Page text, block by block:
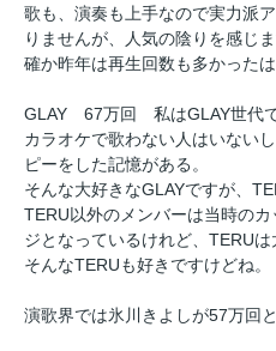
歌も、演奏も上手なので実力派
りませんが、人気の陰りを感じま
確か昨年は再生回数も多かったは
GLAY 67万回 私はGLAY世代で
カラオケで歌わない人はいない
ピーをした記憶がある。
そんな大好きなGLAYですが、
TERU以外のメンバーは当時の
ジとなっているけれど、TERUは
そんなTERUも好きですけどね。
演歌界では氷川きよしが57万回